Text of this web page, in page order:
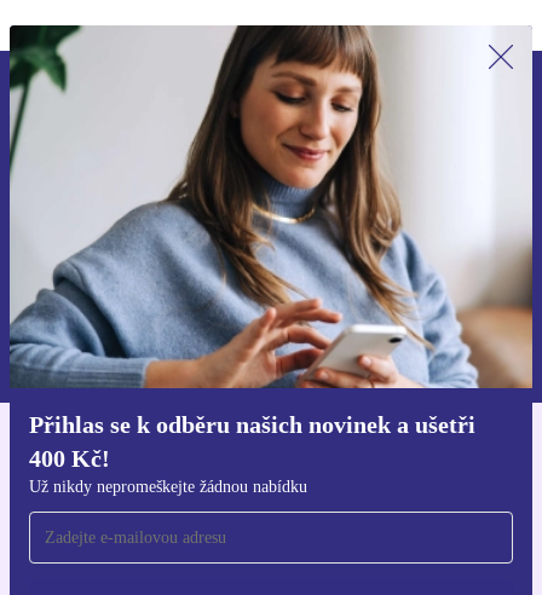
Přihlas se k odběru našich novinek a ušetři
400 Kč!
Už nikdy nepromeškejte žádnou nabídku
Přihlas se k odběru našich novinek a
ušetři 400 Kč!
Už nikdy nepromeškej žádnou nabídku.
Chci voucher
Informace o použití osobních údajů najdeš v našich
Zásadách ochrany osobních údajů.
Pro iOS a Android